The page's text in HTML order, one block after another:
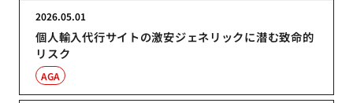
個人輸入代行サイトの激安ジェネリックに潜む致命的
リスク
2026.05.01
AGA